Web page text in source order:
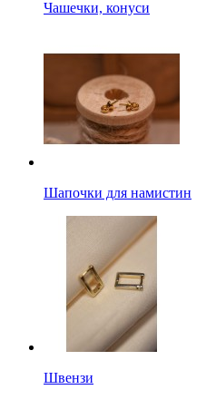
Чашечки, конуси
Шапочки для намистин
Швензи